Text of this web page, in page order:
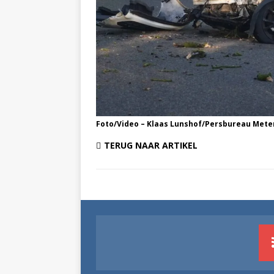
Foto/Video – Klaas Lunshof/Persbureau
TERUG NAAR ARTIKEL